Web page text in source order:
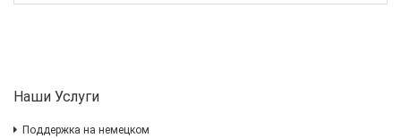
Наши Услуги
Поддержка на немецком